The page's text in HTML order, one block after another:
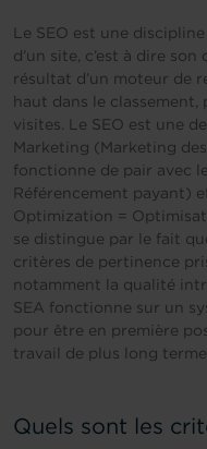
Le SEO est une
d’un site, c’est à dire
résultat d’un moteur de
haut dans le
visites. Le SEO est une
Marketing (Marketing
fonctionne de pair avec
Référencement payant)
Optimization =
se distingue par le fait
critères de pertinence
notamment la qualité
SEA fonctionne sur un
pour être en première
travail de plus long terme.
Quels sont les